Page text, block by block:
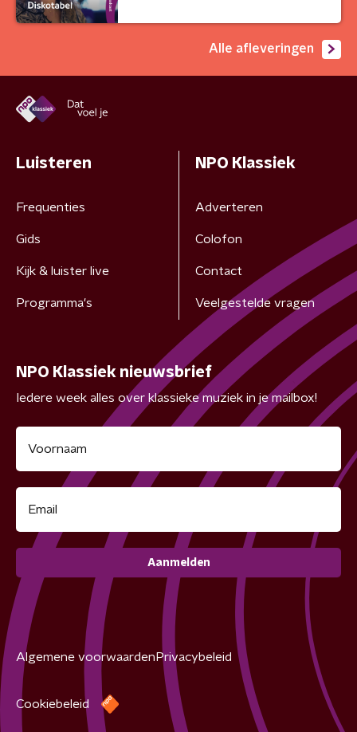
Alle afleveringen
Luisteren
Frequenties
Gids
Kijk & luister live
Programma's
NPO Klassiek
Adverteren
Colofon
Contact
Veelgestelde vragen
NPO Klassiek nieuwsbrief
Iedere week alles over klassieke muziek in je mailbox!
Aanmelden
Algemene voorwaarden Privacybeleid
Cookiebeleid